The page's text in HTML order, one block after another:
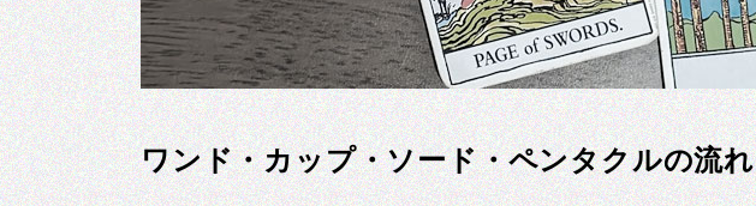
ワンド・カップ・ソード・ペンタクルの流れ